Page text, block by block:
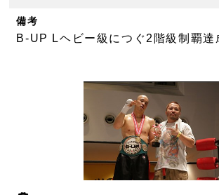
備考
B-UP Lヘビー級につぐ2階級制覇達